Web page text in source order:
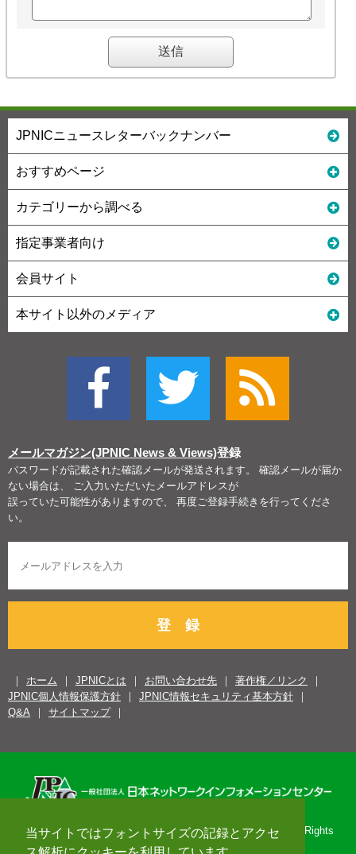
当サイトではフォントサイズの記録とアクセ
JPNICニュースレターバックナンバー
おすすめページ
カテゴリーから調べる
指定事業者向け
会員サイト
本サイト以外のメディア
メールマガジン(JPNIC News & Views)登録
パスワードが記載された確認メールが発送されます。 確認メールが届か
ない場合は、 ご入力いただいたメールアドレスが
誤っていた可能性がありますので、 再度ご登録手続きを行ってくださ
い。
登 録
ホーム JPNICとは お問い合わせ先
著作権／リンク
JPNIC個人情報保護方針
JPNIC情報セキュリティ基本方針
Q&A
サイトマップ
Copyright© 1996-2026 Japan Network Information Center. All Rights
Reserved.